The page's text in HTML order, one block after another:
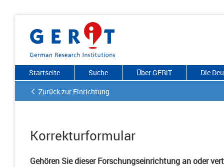
Startseite Suche Über GERiT
Die
Zurück zur Einrichtung
Korrekturformular
Gehören Sie dieser Forschungseinrichtung an oder